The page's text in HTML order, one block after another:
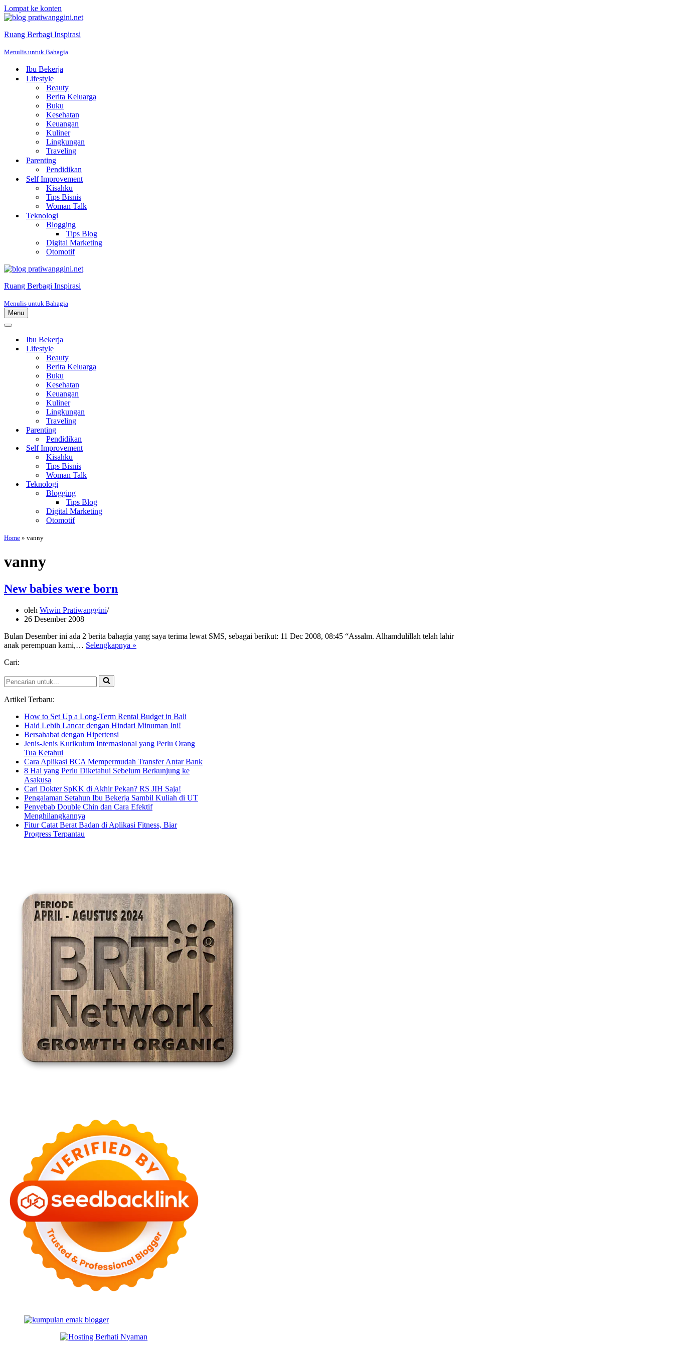
Lompat ke konten
Ruang Berbagi Inspirasi
Menulis untuk Bahagia
Ibu Bekerja
Lifestyle
Beauty
Berita Keluarga
Buku
Kesehatan
Keuangan
Kuliner
Lingkungan
Traveling
Parenting
Pendidikan
Self Improvement
Kisahku
Tips Bisnis
Woman Talk
Teknologi
Blogging
Tips Blog
Digital Marketing
Otomotif
Ruang Berbagi Inspirasi
Menulis untuk Bahagia
Menu
Menu
Menu
NavigasiIbu Bekerja
Lifestyle
Beauty
Berita Keluarga
Buku
Kesehatan
Keuangan
Kuliner
Lingkungan
Traveling
Parenting
Pendidikan
Self Improvement
Kisahku
Tips Bisnis
Woman Talk
Teknologi
Blogging
Tips Blog
Digital Marketing
Otomotif
Home » vanny
vanny
New babies were born
oleh Wiwin Pratiwanggini
26 Desember 2008
Bulan Desember ini ada 2 berita bahagia yang saya terima lewat SMS, sebagai berikut: 11 Dec 2008, 08:45 “Assalm. Alhamdulillah telah lahir
anak perempuan kami,… Selengkapnya »
Cari:
Pencarian
untuk...
Artikel Terbaru:
How to Set Up a Long-Term Rental Budget in Bali
Haid Lebih Lancar dengan Hindari Minuman Ini!
Bersahabat dengan Hipertensi
Jenis-Jenis Kurikulum Internasional yang Perlu Orang
Tua Ketahui
Cara Aplikasi BCA Mempermudah Transfer Antar Bank
8 Hal yang Perlu Diketahui Sebelum Berkunjung ke
Asakusa
Cari Dokter SpKK di Akhir Pekan? RS JIH Saja!
Pengalaman Setahun Ibu Bekerja Sambil Kuliah di UT
Penyebab Double Chin dan Cara Efektif
Menghilangkannya
Fitur Catat Berat Badan di Aplikasi Fitness, Biar
Progress Terpantau